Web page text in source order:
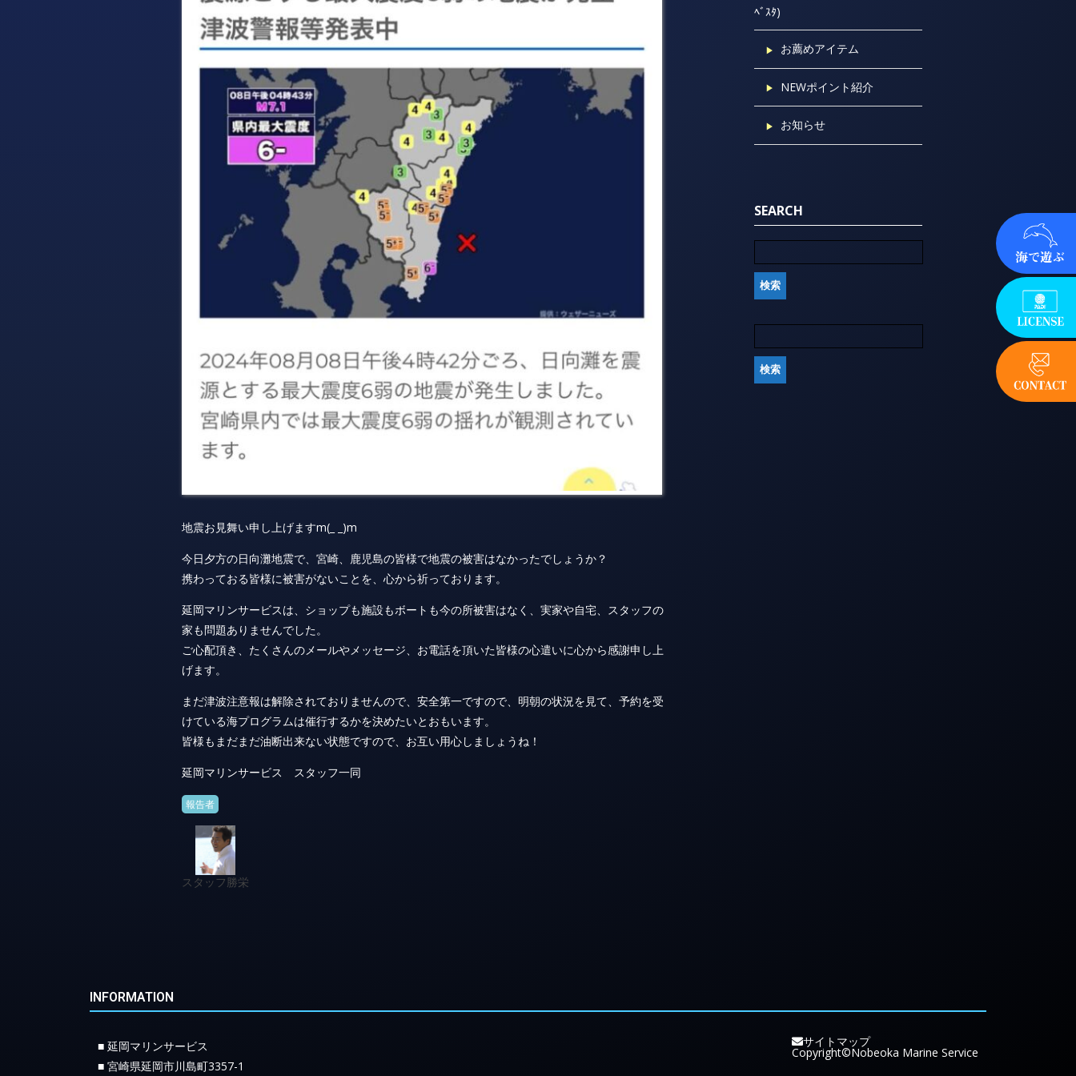
地震お見舞い申し上げますm(_ _)m
今日夕方の日向灘地震で、宮崎、鹿児島の皆様で地震の被害はなかったでしょうか？
携わっておる皆様に被害がないことを、心から祈っております。
延岡マリンサービスは、ショップも施設もボートも今の所被害はなく、実家や自宅、スタッフの
家も問題ありませんでした。
ご心配頂き、たくさんのメールやメッセージ、お電話を頂いた皆様の心遣いに心から感謝申し上
げます。
まだ津波注意報は解除されておりませんので、安全第一ですので、明朝の状況を見て、予約を受
けている海プログラムは催行するかを決めたいとおもいます。
皆様もまだまだ油断出来ない状態ですので、お互い用心しましょうね！
延岡マリンサービス スタッフ一同
報告者
スタッフ勝栄
ﾍﾞｽﾀ)
お薦めアイテム
NEWポイント紹介
お知らせ
SEARCH
INFORMATION
■ 延岡マリンサービス
■ 宮崎県延岡市川島町3357-1
サイトマップ
Copyright©Nobeoka Marine Service